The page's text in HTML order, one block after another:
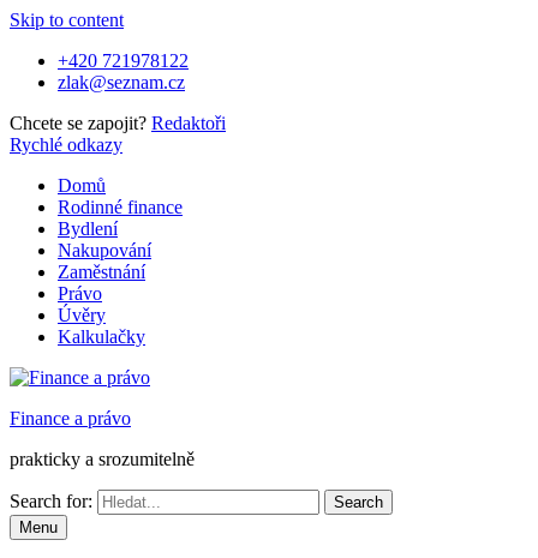
Skip to content
+420 721978122
zlak@seznam.cz
Chcete se zapojit? Redaktoři
Rychlé odkazy
Domů
Rodinné finance
Bydlení
Nakupování
Zaměstnání
Právo
Úvěry
Kalkulačky
Finance a právo
prakticky a srozumitelně
Search for:
Menu